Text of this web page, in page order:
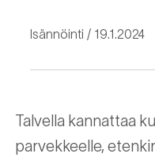
Isännöinti 19.1.2024
Talvella kannattaa
parvekkeelle,